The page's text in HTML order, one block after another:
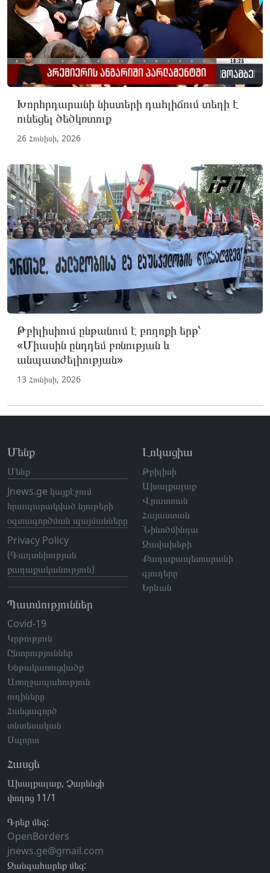
Խորհրդարանի նիստերի դահլիճում տեղի է
ունեցել ծեծկռտուք
26 Հունիսի, 2026
Թբիլիսիում ընթանում է բողոքի երթ՝
«Միասին ընդդեմ բռնության և
անպատժելիության»
13 Հունիսի, 2026
Մենք
Մենք
Jnews.ge կայքէջում
հրապարակված նյութերի
օգտագործման պայմանները
Privacy Policy
(Գաղտնիության
քաղաքականություն)
Պատմություններ
Covid-19
Կրթություն
Ընտրություններ
Ենթակառուցվածք
Առողջապահություն
ուղիները
Հանցագործ
տնտեսական
Սպորտ
Լոկացիա
Թբիլիսի
Ախալքալաք
Վրաստան
Հայաստան
Նինոծմինդա
Ջավախեթի
Քաղաքապետարանի
գյուղերը
Երևան
Հասցե
Ախալքալաք, Չարենցի
փողոց 11/1
Գրեք մեզ:
OpenBorders
jnews.ge@gmail.com
Զանգահարեք մեզ: